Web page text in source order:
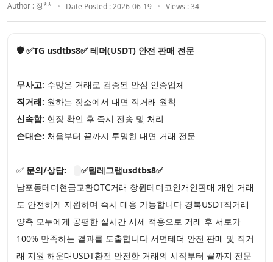
Author : 장** Date Posted : 2026-06-19 Views : 34
🛡️ ✅TG usdtbs8✅ 테더(USDT) 안전 판매 전문
무사고: 수많은 거래로 검증된 안심 인증업체
직거래: 원하는 장소에서 대면 직거래 원칙
신속함: 현장 확인 후 즉시 전송 및 처리
손대손: 처음부터 끝까지 투명한 대면 거래 전문
✅ 문의/상담:
✅텔레그램usdtbs8✅
남포동테더현금교환OTC거래 창원테더코인개인판매 개인 거래
도 안전하게 지원하며 즉시 대응 가능합니다 경북USDT직거래
양측 모두에게 공평한 실시간 시세 적용으로 거래 후 서로가
100% 만족하는 결과를 도출합니다 서면테더 안전 판매 및 직거
래 지원 해운대USDT환전 안전한 거래의 시작부터 끝까지 전문